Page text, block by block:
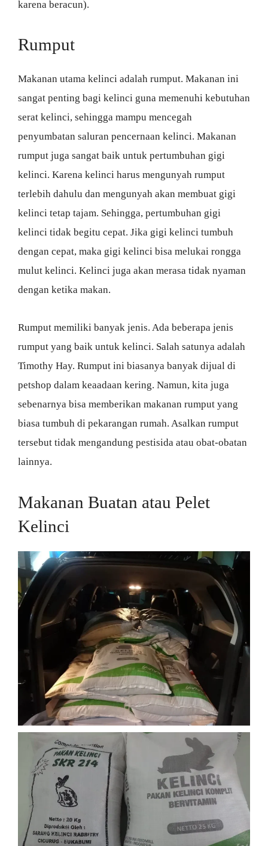
karena beracun).
Rumput
Makanan utama kelinci adalah rumput. Makanan ini
sangat penting bagi kelinci guna memenuhi kebutuhan
serat kelinci, sehingga mampu mencegah
penyumbatan saluran pencernaan kelinci. Makanan
rumput juga sangat baik untuk pertumbuhan gigi
kelinci. Karena kelinci harus mengunyah rumput
terlebih dahulu dan mengunyah akan membuat gigi
kelinci tetap tajam. Sehingga, pertumbuhan gigi
kelinci tidak begitu cepat. Jika gigi kelinci tumbuh
dengan cepat, maka gigi kelinci bisa melukai rongga
mulut kelinci. Kelinci juga akan merasa tidak nyaman
dengan ketika makan.
Rumput memiliki banyak jenis. Ada beberapa jenis
rumput yang baik untuk kelinci. Salah satunya adalah
Timothy Hay. Rumput ini biasanya banyak dijual di
petshop dalam keaadaan kering. Namun, kita juga
sebenarnya bisa memberikan makanan rumput yang
biasa tumbuh di pekarangan rumah. Asalkan rumput
tersebut tidak mengandung pestisida atau obat-obatan
lainnya.
Makanan Buatan atau Pelet
Kelinci